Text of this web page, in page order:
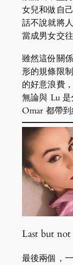
女兒和做自
話不說就將
當成男女交
雖然這份關
形的規條限
的好意浪費
無論與 Lu
Omar 都帶到
Last but not
最後兩個，